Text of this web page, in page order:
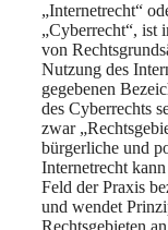
„Internetrecht“
„Cyberrecht“, ist
von
Nutzung des
gegebenen
des Cyberrechts
zwar
bürgerliche und
Internetrecht
Feld der Praxis
und wendet